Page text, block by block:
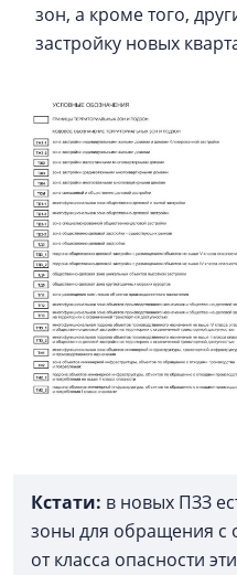
зон, а кроме того,
застройку новых
Кстати: в новых ПЗЗ
зоны для обращения с
от класса опасности